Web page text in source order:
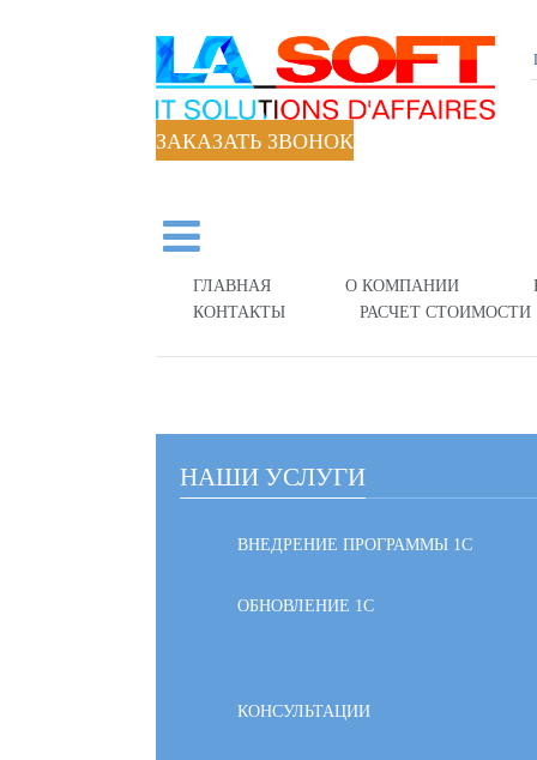
ЗАКАЗАТЬ ЗВОНОК
ГЛАВНАЯ О КОМПАНИИ
КОНТАКТЫ
РАСЧЕТ СТОИМОСТИ
НАШИ УСЛУГИ
ВНЕДРЕНИЕ ПРОГРАММЫ 1С
ОБНОВЛЕНИЕ 1С
КОНСУЛЬТАЦИИ